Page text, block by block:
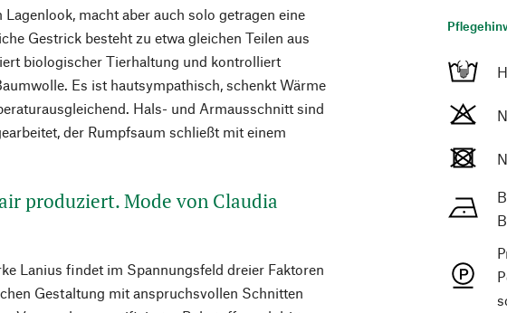
macht aber auch solo getragen eine
Gestrick besteht zu etwa gleichen Teilen aus
biologischer Tierhaltung und kontrolliert
Es ist hautsympathisch, schenkt Wärme
Hals- und Armausschnitt sind
der Rumpfsaum schließt mit einem
produziert. Mode von Claudia
Lanius findet im Spannungsfeld dreier Faktoren
Gestaltung mit anspruchsvollen Schnitten